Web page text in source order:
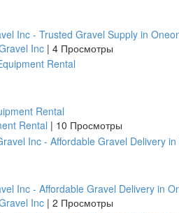
Inc - Trusted Gravel Supply in
Inc | 4 Просмотры
Rental
Rental | 10 Просмотры
Inc - Affordable Gravel Delivery in
Inc | 2 Просмотры